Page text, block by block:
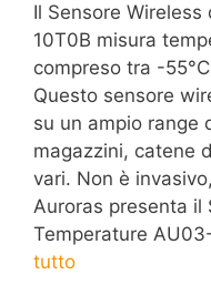
Il Sensore
10T0B misura
compreso tra -
Questo sensore
su un ampio range
magazzini, catene
vari. Non è
Auroras presenta il
Temperature
tutto